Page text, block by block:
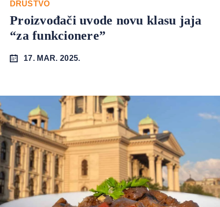
DRUŠTVO
Proizvođači uvode novu klasu jaja
“za funkcionere”
17. MAR. 2025.